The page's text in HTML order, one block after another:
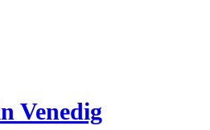
Venedig